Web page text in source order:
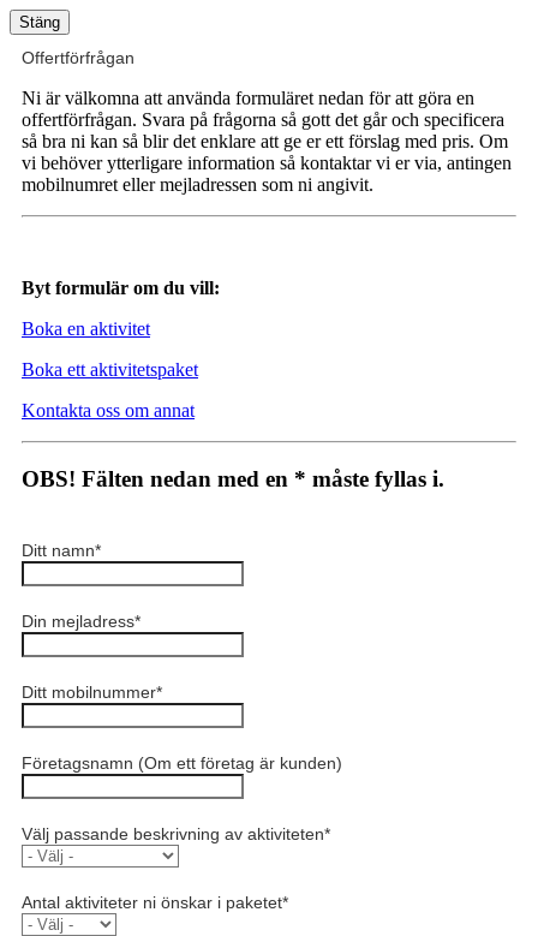
Stäng
Offertförfrågan
Ni är välkomna att använda formuläret nedan för att göra en
offertförfrågan. Svara på frågorna så gott det går och specificera
så bra ni kan så blir det enklare att ge er ett förslag med pris. Om
vi behöver ytterligare information så kontaktar vi er via, antingen
mobilnumret eller mejladressen som ni angivit.
Byt formulär om du vill:
Boka en aktivitet
Boka ett aktivitetspaket
Kontakta oss om annat
OBS! Fälten nedan med en * måste fyllas i.
Ditt namn*
Din mejladress*
Ditt mobilnummer*
Företagsnamn (Om ett företag är kunden)
Välj passande beskrivning av aktiviteten*
Antal aktiviteter ni önskar i paketet*